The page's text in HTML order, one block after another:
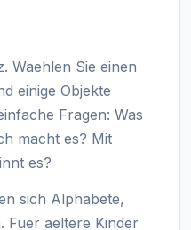
Waehlen Sie einen
einige Objekte
Fragen: Was
macht es? Mit
es?
sich Alphabete,
Fuer aeltere Kinder